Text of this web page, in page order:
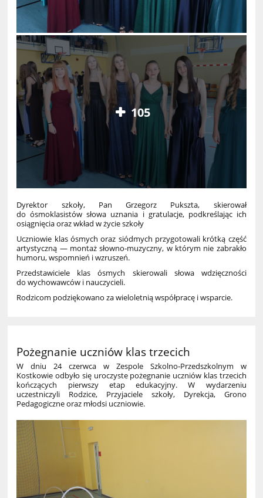
105
Dyrektor szkoły, Pan Grzegorz Pukszta, skierował
do ósmoklasistów słowa uznania i gratulacje, podkreślając ich
osiągnięcia oraz wkład w życie szkoły
Uczniowie klas ósmych oraz siódmych przygotowali krótką część
artystyczną — montaż słowno‑muzyczny, w którym nie zabrakło
humoru, wspomnień i wzruszeń.
Przedstawiciele klas ósmych skierowali słowa wdzięczności
do wychowawców i nauczycieli.
Rodzicom podziękowano za wieloletnią współpracę i wsparcie.
Pożegnanie uczniów klas trzecich
W dniu 24 czerwca w Zespole Szkolno‑Przedszkolnym w
Kostkowie odbyło się uroczyste pożegnanie uczniów klas trzecich
kończących pierwszy etap edukacyjny. W wydarzeniu
uczestniczyli Rodzice, Przyjaciele szkoły, Dyrekcja, Grono
Pedagogiczne oraz młodsi uczniowie.